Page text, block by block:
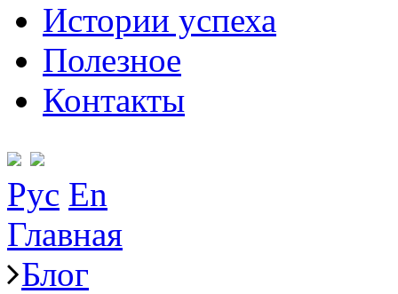
Истории успеха
Полезное
Контакты
Рус En
Главная
Блог